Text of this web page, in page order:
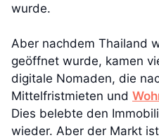
wurde.
Aber nachdem Thailand
geöffnet wurde, kamen
digitale Nomaden, die
Mittelfristmieten und
Dies belebte den
wieder. Aber der Markt